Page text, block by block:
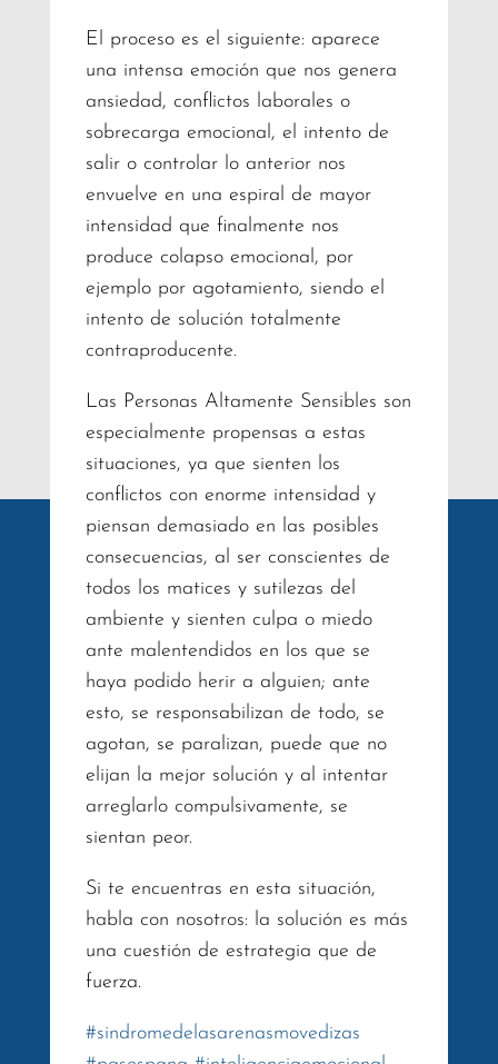
El proceso es el siguiente: aparece
una intensa emoción que nos genera
ansiedad, conflictos laborales o
sobrecarga emocional, el intento de
salir o controlar lo anterior nos
envuelve en una espiral de mayor
intensidad que finalmente nos
produce colapso emocional, por
ejemplo por agotamiento, siendo el
intento de solución totalmente
contraproducente.
Las Personas Altamente Sensibles son
especialmente propensas a estas
situaciones, ya que sienten los
conflictos con enorme intensidad y
piensan demasiado en las posibles
consecuencias, al ser conscientes de
todos los matices y sutilezas del
ambiente y sienten culpa o miedo
ante malentendidos en los que se
haya podido herir a alguien; ante
esto, se responsabilizan de todo, se
agotan, se paralizan, puede que no
elijan la mejor solución y al intentar
arreglarlo compulsivamente, se
sientan peor.
Si te encuentras en esta situación,
habla con nosotros: la solución es más
una cuestión de estrategia que de
fuerza.
#sindromedelasarenasmovedizas